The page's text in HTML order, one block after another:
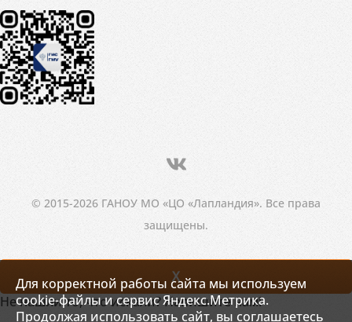
© 2015-2026 ГАНОУ МО «ЦО «Лапландия». Все права
защищены.
Для корректной работы сайта мы используем
cookie-файлы и сервис Яндекс.Метрика.
Продолжая использовать сайт, вы соглашаетесь
X
Не нашли то, что искали? Напишите нам!